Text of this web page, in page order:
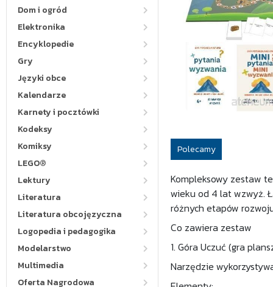
Dom i ogród
Elektronika
Encyklopedie
Gry
Języki obce
Kalendarze
Karnety i pocztówki
Kodeksy
Komiksy
LEGO®
Lektury
Literatura
Literatura obcojęzyczna
Logopedia i pedagogika
Modelarstwo
Multimedia
Oferta Nagrodowa
Polecamy
Kompleksowy zestaw
wieku od 4 lat wzwyż.
różnych etapów
Co zawiera zestaw
1. Góra Uczuć (gra
Narzędzie